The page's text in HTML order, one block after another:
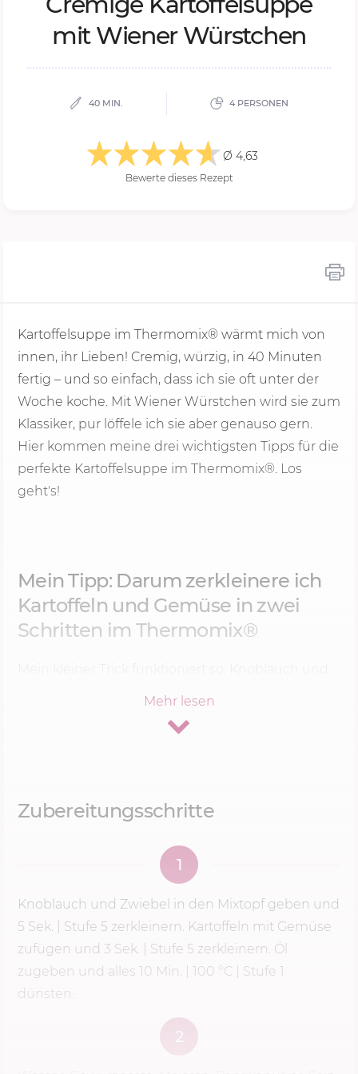
mit Wie­ner Würst­chen
40 MIN. 4 PERSONEN
Ø 4,63
Bewerte dieses Rezept
Kartoffelsuppe im Thermomix® wärmt mich von
innen, ihr Lieben! Cremig, würzig, in 40 Minuten
fertig – und so einfach, dass ich sie oft unter der
Woche koche. Mit Wiener Würstchen wird sie zum
Klassiker, pur löffele ich sie aber genauso gern.
Hier kommen meine drei wichtigsten Tipps für die
perfekte Kartoffelsuppe im Thermomix®. Los
geht's!
Mein Tipp: Darum zerkleinere ich
Kartoffeln und Gemüse in zwei
Schritten im Thermomix®
Sellerie und Porree dazu. Warum mache ich das?
zusammen auf
zerkleinern, wären die
Zwiebeln längst püriert, während die Kartoffeln
noch in groben Brocken im Topf liegen. Mit zwei
Schritten bekomme ich ein gleichmäßiges
Darum püriere ich die Suppe
9 – und nie sofort auf höchster
Mehr lesen
Zubereitungsschritte
1
Knoblauch und Zwiebel in den Mixtopf geben und
5 Sek.
Stufe 5 zerkleinern. Kartoffeln mit Gemüse
zufügen und 3 Sek. | Stufe 5 zerkleinern. Öl
zugeben und alles 10 Min. 100 °C | Stufe 1
dünsten.
2